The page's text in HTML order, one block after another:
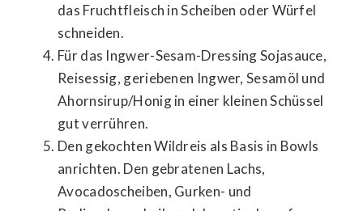
das Fruchtfleisch in Scheiben oder Würfel
schneiden.
Für das Ingwer-Sesam-Dressing Sojasauce,
Reisessig, geriebenen Ingwer, Sesamöl und
Ahornsirup/Honig in einer kleinen Schüssel
gut verrühren.
Den gekochten Wildreis als Basis in Bowls
anrichten. Den gebratenen Lachs,
Avocadoscheiben, Gurken- und